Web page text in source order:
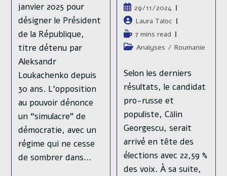
janvier 2025 pour
désigner le Président
de la République,
titre détenu par
Aleksandr
Loukachenko depuis
30 ans. L’opposition
au pouvoir dénonce
un “simulacre” de
démocratie, avec un
régime qui ne cesse
de sombrer dans…
Publication
publiée :
29/11/2024
Auteur/autrice
de
la
publication :
Laura Taloc
Temps
de
7 mins read
PostAnalyses / Roumanie
Selon les derniers
résultats, le candidat
pro-russe et
populiste, Călin
Georgescu, serait
arrivé en tête des
élections avec 22,59 %
des voix. À sa suite,